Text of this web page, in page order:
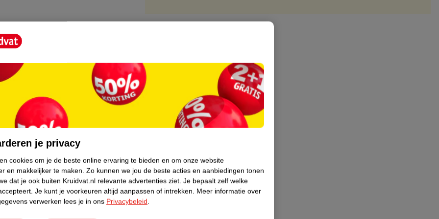
je privacy
cookies om je de beste online ervaring te bieden en om onze website
en makkelijker te maken. Zo kunnen we jou de beste acties en aanbiedingen tonen
dat je ook buiten Kruidvat.nl relevante advertenties ziet. Je bepaalt zelf welke
Je kunt je voorkeuren altijd aanpassen of intrekken. Meer informatie over
verwerken lees je in ons Privacybeleid.